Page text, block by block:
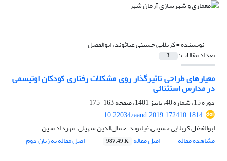
نویسنده =کربلایی حسینی غیاثوند، ابوالفضل
تعداد مقالات: 3
معیارهای طراحی تاثیرگذار روی مشکلات رفتاری کودکان اوتیسمی
در مدارس استثنائی
دوره 15، شماره 40، پاییز 1401، صفحه
163-175
10.22034/aaud.2019.172410.1814
ابوالفضل کربلایی حسینی غیاثوند، جمال‌الدین سهیلی، مهرداد متین
مشاهده مقاله
اصل مقاله 987.49 K اصل مقاله به زبان دوم